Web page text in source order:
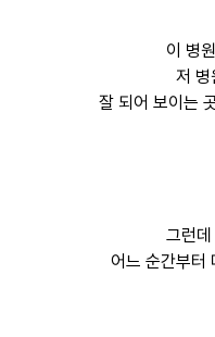
이 병
저 병
잘 되어 보이는
그런
어느 순간부터